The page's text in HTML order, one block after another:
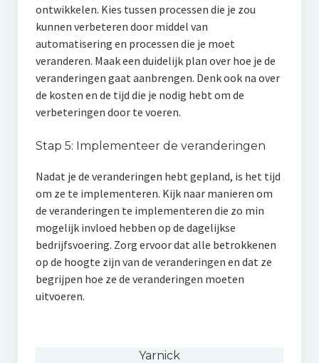
ontwikkelen. Kies tussen processen die je zou
kunnen verbeteren door middel van
automatisering en processen die je moet
veranderen. Maak een duidelijk plan over hoe je de
veranderingen gaat aanbrengen. Denk ook na over
de kosten en de tijd die je nodig hebt om de
verbeteringen door te voeren.
Stap 5: Implementeer de veranderingen
Nadat je de veranderingen hebt gepland, is het tijd
om ze te implementeren. Kijk naar manieren om
de veranderingen te implementeren die zo min
mogelijk invloed hebben op de dagelijkse
bedrijfsvoering. Zorg ervoor dat alle betrokkenen
op de hoogte zijn van de veranderingen en dat ze
begrijpen hoe ze de veranderingen moeten
uitvoeren.
Yarnick